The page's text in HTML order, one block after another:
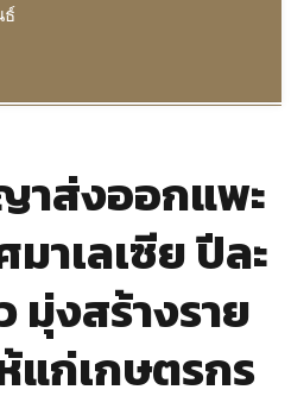
ส่งออกแพะ
มาเลเซีย ปีละ
มุ่งสร้างราย
แก่เกษตรกร